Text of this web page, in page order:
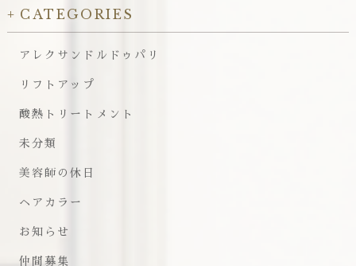
CATEGORIES
アレクサンドルドゥパリ
リフトアップ
酸熱トリートメント
未分類
美容師の休日
ヘアカラー
お知らせ
仲間募集